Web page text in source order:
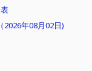
年08月02日)